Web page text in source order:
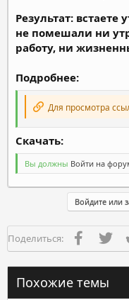
Результат:
не помешали ни
работу, ни
Подробнее:
Для просмотра
Скачать:​
Вы должны Войти на
Войдите или
Поделиться: Facebook
Похожие темы